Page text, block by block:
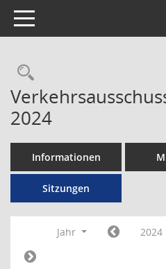
Toggle navigation
Rechercheauswahl
2024
Informationen
Sitzungen
Jahr 2024